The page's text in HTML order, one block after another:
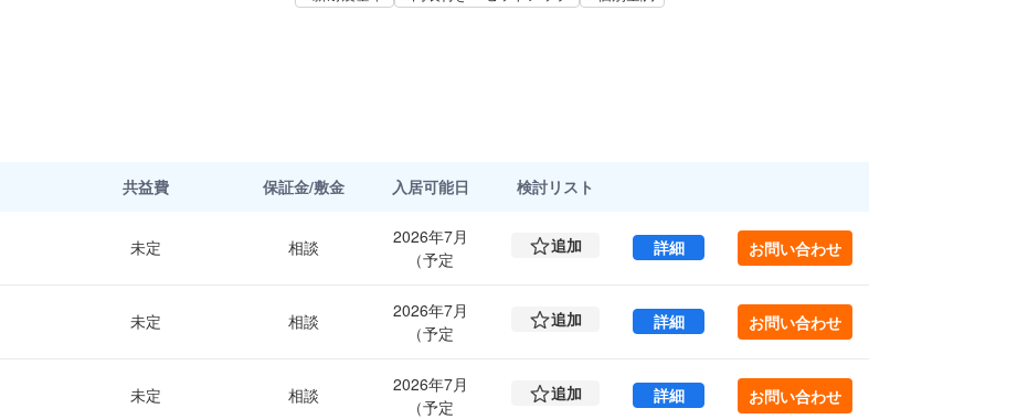
共益費 保証金/敷金 入居可能日 検討リスト
未定 相談
2026年7月
（予定
追加 詳細KiGi AKIHABARA 4 (101.59㎡) ｜外神田エリア
お問い合わせ
未定 相談
2026年7月
（予定
追加 詳細KiGi AKIHABARA 4 (101.59㎡) ｜外神田エリア
お問い合わせ
未定 相談
2026年7月
（予定
追加 詳細KiGi AKIHABARA 5 (101.59㎡) ｜外神田エリア
お問い合わせ